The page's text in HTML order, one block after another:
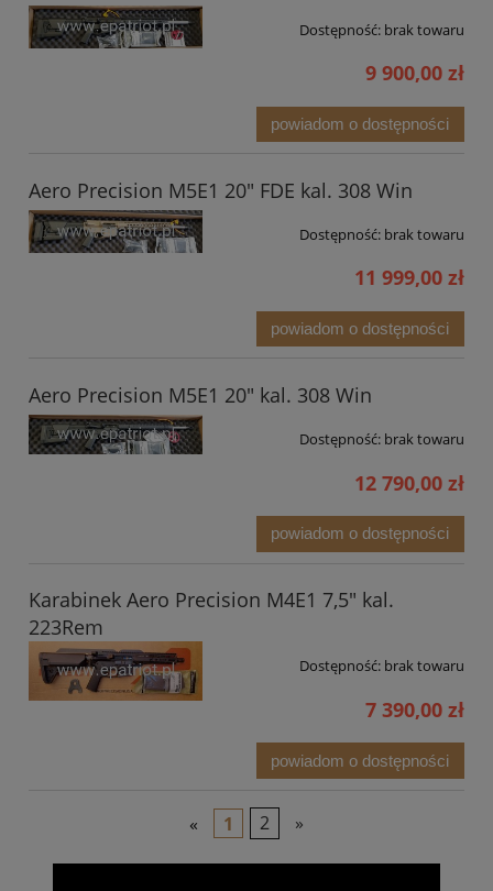
Dostępność: brak towaru
9 900,00 zł
powiadom o dostępności
Aero Precision M5E1 20" FDE kal. 308 Win
Dostępność: brak towaru
11 999,00 zł
powiadom o dostępności
Aero Precision M5E1 20" kal. 308 Win
Dostępność: brak towaru
12 790,00 zł
powiadom o dostępności
Karabinek Aero Precision M4E1 7,5" kal.
223Rem
Dostępność: brak towaru
7 390,00 zł
powiadom o dostępności
« 1 2 »